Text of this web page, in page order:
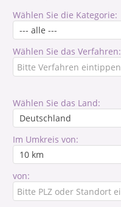
Wählen Sie die Kategorie:
Wählen Sie das Verfahren:
Wählen Sie das Land:
Im Umkreis von:
von: